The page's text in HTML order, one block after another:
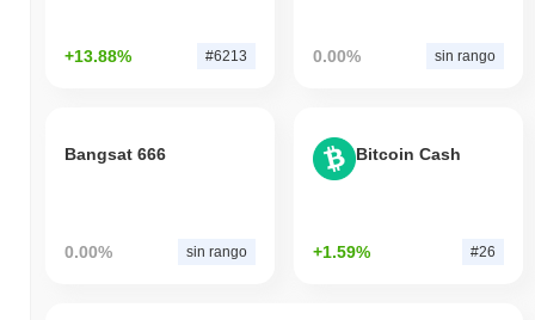
+13.88% #6213 0.00% sin rango
Bangsat 666
0.00% sin rango
Bitcoin Cash
+1.59% #26